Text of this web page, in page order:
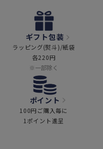
ギフト包装
ラッピング(熨斗)/紙袋
各220円
※一部除く
ポイント
100円ご購入毎に
1ポイント進呈